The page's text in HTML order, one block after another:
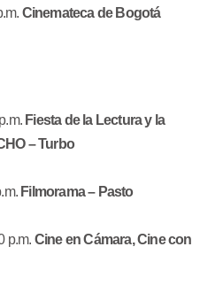
Cinemateca de Bogotá
Fiesta de la Lectura y la
– Turbo
Filmorama – Pasto
p.m. Cine en Cámara, Cine con